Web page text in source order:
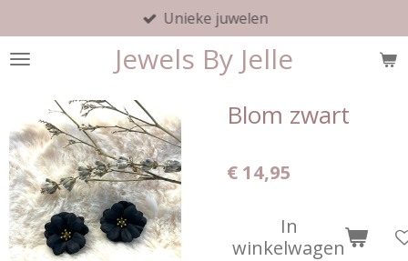
direct
naar
hoofdinhoud
Jewels By Jelle
Unieke juwelen
Blom zwart
€ 14,95
In
winkelwagen